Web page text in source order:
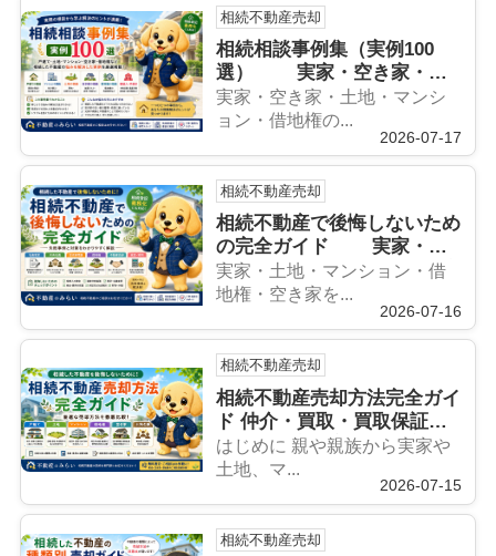
相続不動産売却
相続相談事例集（実例100
選） 実家・空き家・土
地・マンション・借地権の売
却相談から学ぶ解決方法
実家・空き家・土地・マンシ
ョン・借地権の...
2026-07-17
相続不動産売却
相続不動産で後悔しないため
の完全ガイド 実家・土
地・マンション・借地権・空
き家を相続したときの失敗と
実家・土地・マンション・借
地権・空き家を...
2026-07-16
相続不動産売却
相続不動産売却方法完全ガイ
ド 仲介・買取・買取保証・
借地権・空き家まで最適な売
却方法を徹底比較
はじめに 親や親族から実家や
土地、マ...
2026-07-15
相続不動産売却